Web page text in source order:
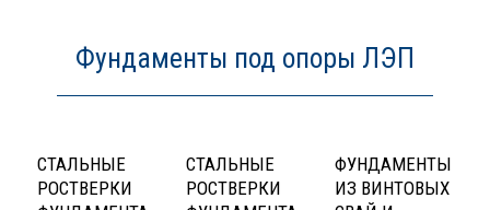
Фундаменты под опоры ЛЭП
СТАЛЬНЫЕ
РОСТВЕРКИ
СТАЛЬНЫЕ
РОСТВЕРКИ
ФУНДАМЕНТЫ
ИЗ ВИНТОВЫХ